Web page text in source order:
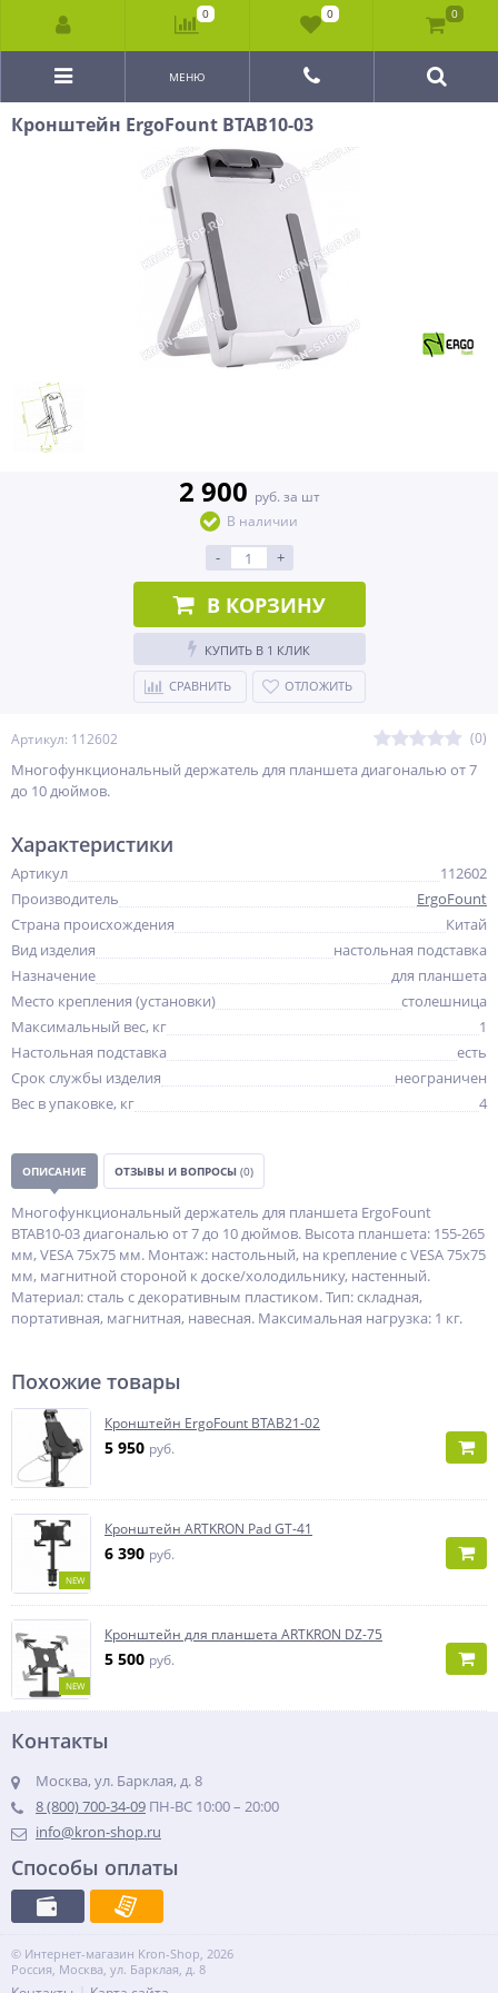
МЕНЮ
Кронштейн ErgoFount BTAB10-03
Артикул: 112602 (0)
Многофункциональный держатель для планшета диагональю от 7
до 10 дюймов.
2 900 руб. за шт
В наличии
- +
В КОРЗИНУ
КУПИТЬ В 1 КЛИК
СРАВНИТЬ ОТЛОЖИТЬ
Характеристики
Артикул
112602
Производитель
ErgoFount
Страна происхождения
Китай
Вид изделия
настольная подставка
Назначение
для планшета
Место крепления (установки)
столешница
Максимальный вес, кг
1
Настольная подставка
есть
Срок службы изделия
неограничен
Вес в упаковке, кг
4
ОПИСАНИЕ ОТЗЫВЫ И ВОПРОСЫ (0)
Многофункциональный держатель для планшета ErgoFount
BTAB10-03 диагональю от 7 до 10 дюймов. Высота планшета: 155-265
мм, VESA 75х75 мм. Монтаж: настольный, на крепление с VESA 75х75
мм, магнитной стороной к доске/холодильнику, настенный.
Материал: сталь с декоративным пластиком. Тип: складная,
портативная, магнитная, навесная. Максимальная нагрузка: 1 кг.
Похожие товары
Кронштейн ErgoFount BTAB21-02
5 950 руб.
NEW
Кронштейн ARTKRON Pad GT-41
6 390 руб.
NEW
Кронштейн для планшета ARTKRON DZ-75
5 500 руб.
Контакты
Москва, ул. Барклая, д. 8
8 (800) 700-34-09 ПН-ВС 10:00 – 20:00
info@kron-shop.ru
Способы оплаты
© Интернет-магазин Kron-Shop, 2026
Россия, Москва, ул. Барклая, д. 8
0 0 0